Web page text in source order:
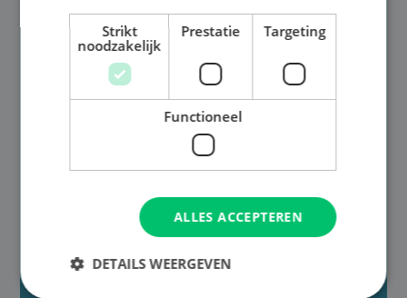
Strikt
noodzakelijk
Prestatie Targeting
Functioneel
ALLES ACCEPTEREN
DETAILS WEERGEVEN